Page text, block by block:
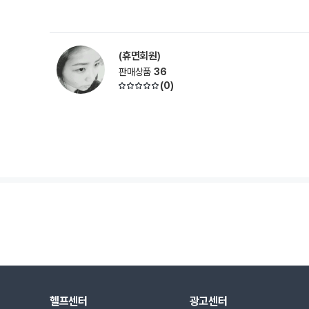
(휴면회원)
판매상품 36
(0)
헬프센터 광고센터